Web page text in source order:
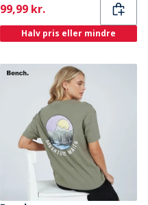
Current
99,99 kr.
Halv pris eller mindre